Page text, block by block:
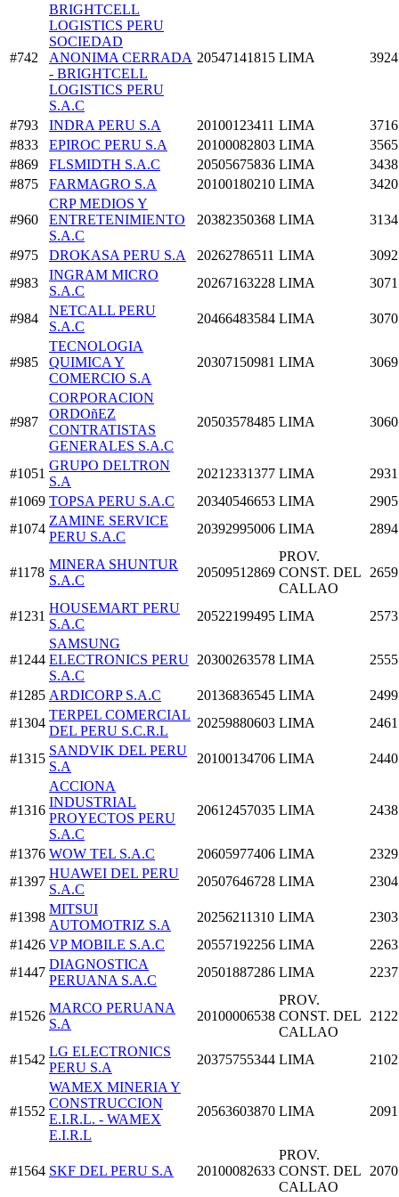
#742
BRIGHTCELL
LOGISTICS PERU
SOCIEDAD
ANONIMA CERRADA
- BRIGHTCELL
LOGISTICS PERU
S.A.C
20547141815 LIMA
#793 INDRA PERU S.A 20100123411 LIMA
#833
EPIROC PERU S.A 20100082803 LIMA
#869
FLSMIDTH S.A.C 20505675836 LIMA
#875
FARMAGRO S.A 20100180210 LIMA
#960
CRP MEDIOS Y
ENTRETENIMIENTO
S.A.C
20382350368 LIMA
#975 DROKASA PERU S.A 20262786511 LIMA
#983
INGRAM MICRO
S.A.C
20267163228 LIMA
#984
NETCALL PERU
S.A.C
20466483584 LIMA
#985
TECNOLOGIA
QUIMICA Y
COMERCIO S.A
20307150981 LIMA
#987
CORPORACION
ORDOñEZ
CONTRATISTAS
GENERALES S.A.C
20503578485 LIMA
#1051
GRUPO DELTRON
S.A
20212331377 LIMA
#1069 TOPSA PERU S.A.C 20340546653 LIMA
#1074
ZAMINE SERVICE
PERU S.A.C
20392995006 LIMA
#1178
MINERA SHUNTUR
S.A.C
20509512869
PROV.
CONST. DEL
CALLAO
#1231
HOUSEMART PERU
S.A.C
20522199495 LIMA
#1244
SAMSUNG
ELECTRONICS PERU
S.A.C
20300263578 LIMA
#1285 ARDICORP S.A.C 20136836545 LIMA
#1304
TERPEL COMERCIAL
DEL PERU S.C.R.L
20259880603 LIMA
#1315
SANDVIK DEL PERU
S.A
20100134706 LIMA
#1316
ACCIONA
INDUSTRIAL
PROYECTOS PERU
S.A.C
20612457035 LIMA
#1376 WOW TEL S.A.C 20605977406 LIMA
#1397
HUAWEI DEL PERU
S.A.C
20507646728 LIMA
#1398
MITSUI
AUTOMOTRIZ S.A
20256211310 LIMA
#1426 VP MOBILE S.A.C 20557192256 LIMA
#1447
DIAGNOSTICA
PERUANA S.A.C
20501887286 LIMA
#1526
MARCO PERUANA
S.A
20100006538
PROV.
CONST. DEL
CALLAO
#1542
LG ELECTRONICS
PERU S.A
20375755344 LIMA
#1552
WAMEX MINERIA Y
CONSTRUCCION
E.I.R.L. - WAMEX
E.I.R.L
20563603870 LIMA
#1564 SKF DEL PERU S.A 20100082633
PROV.
CONST. DEL
CALLAO